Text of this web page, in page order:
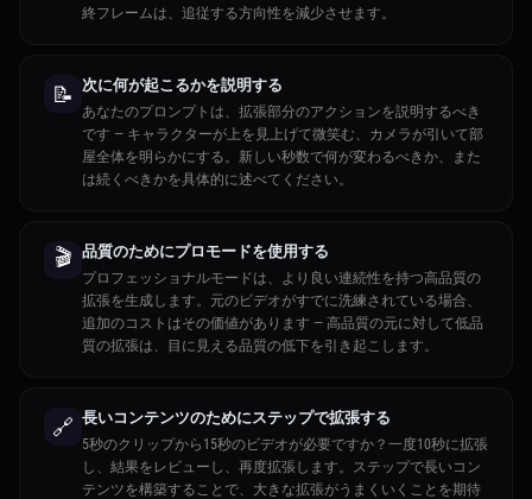
終フレームは、追従する方向性を減少させます。
📝 次に何が起こるかを説明する
あなたのプロンプトは、拡張部分のアクションを説明するべき
です — キャラクターが上を見上げて微笑む、カメラが引いて部
屋全体を明らかにする。新しい秒数で何が変わるべきか、また
は続くべきかを具体的に述べてください。
🎬 品質のためにプロモードを使用する
プロフェッショナルモードは、より良い連続性を持つ高品質の
拡張を生成します。元のビデオがすでに洗練されている場合、
追加のコストはその価値があります — 高品質の元に対して低品
質の拡張は、目に見える品質の低下を引き起こします。
🔗 長いコンテンツのためにステップで拡張する
5秒のクリップから15秒のビデオが必要ですか？一度10秒に拡張
し、結果をレビューし、再度拡張します。ステップで長いコン
テンツを構築することで、大きな拡張がうまくいくことを期待